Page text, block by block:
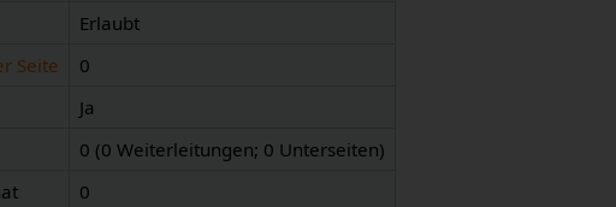
Erlaubt
Seite
0
Ja
0 (0 Weiterleitungen; 0 Unterseiten)
0